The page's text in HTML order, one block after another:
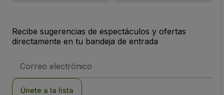
Recibe sugerencias de espectáculos y ofertas
directamente en tu bandeja de entrada
de
Únete a la lista